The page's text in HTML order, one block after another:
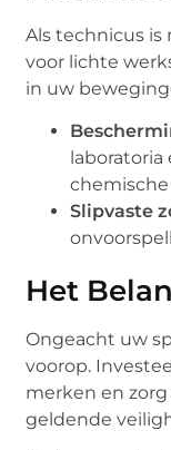
Als technicus is
voor lichte
in uw
chemische
Slipvaste
Het
Ongeacht uw
voorop.
merken en
geldende